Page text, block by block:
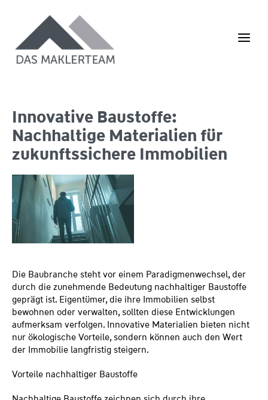
springen
Innovative Baustoffe:
Nachhaltige Materialien für
zukunftssichere Immobilien
Die Baubranche steht vor einem Paradigmenwechsel, der
durch die zunehmende Bedeutung nachhaltiger Baustoffe
geprägt ist. Eigentümer, die ihre Immobilien selbst
bewohnen oder verwalten, sollten diese Entwicklungen
aufmerksam verfolgen. Innovative Materialien bieten nicht
nur ökologische Vorteile, sondern können auch den Wert
der Immobilie langfristig steigern.
Vorteile nachhaltiger Baustoffe